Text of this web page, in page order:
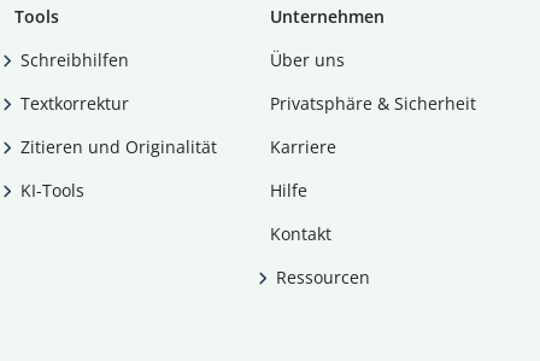
Tools
Schreibhilfen
Textkorrektur
Zitieren und Originalität
KI-Tools
Unternehmen
Über uns
Privatsphäre & Sicherheit
Karriere
Hilfe
Kontakt
Ressourcen